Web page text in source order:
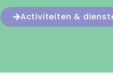
Activiteiten &